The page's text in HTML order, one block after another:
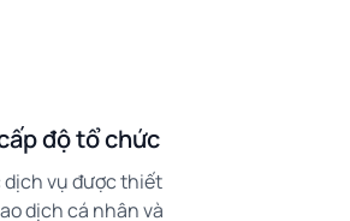
độ tổ chức
dịch vụ được thiết
dịch cá nhân và